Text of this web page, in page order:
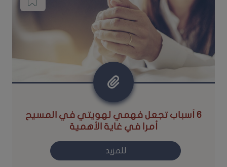
٦ أسباب تجعل فهمي لهويتي في المسيح
أمرا في غاية الأهمية
للمزيد